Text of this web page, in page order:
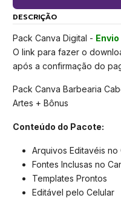
DESCRIÇÃO
Pack Canva Digital -
O link para fazer o
após a confirmação do
Pack Canva Barbearia
Artes + Bônus
Conteúdo do Pacote:
Arquivos Editavéis no
Fontes Inclusas no
Templates Prontos
Editável pelo Celular